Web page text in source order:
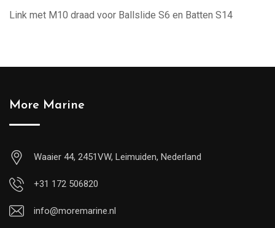
Link met M10 draad voor Ballslide S6 en Batten S14
More Marine
Waaier 44, 2451VW, Leimuiden, Nederland
+31 172 506820
info@moremarine.nl